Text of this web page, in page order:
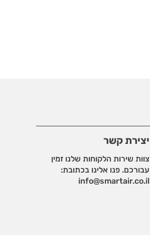
יצירת קשר
צוות שירות הלקוחות שלנו זמין
עבורכם. פנו אלינו בכתובת:
info@smartair.co.il